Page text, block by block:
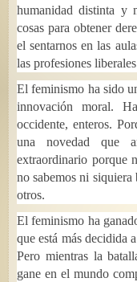
humanidad distinta y
cosas para obtener
el sentarnos en las
las profesiones
El feminismo ha sido
innovación moral.
occidente, enteros.
una novedad que
extraordinario porque
no sabemos ni
otros.
El feminismo ha
que está más decidida
Pero mientras la
gane en el mundo